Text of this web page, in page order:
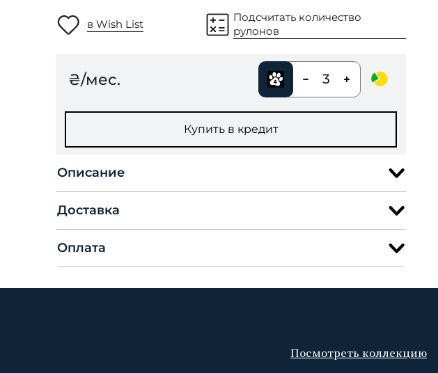
в Wish List
Подсчитать количество
рулонов
₴/мес. 3
Купить в кредит
Описание
Доставка
Оплата
Посмотреть коллекцию